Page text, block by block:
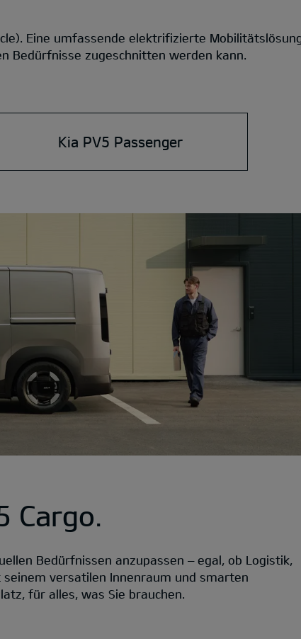
Eine umfassende elektrifizierte
Bedürfnisse zugeschnitten werden kann.
Kia PV5 Passenger
Cargo.
Bedürfnissen anzupassen – egal, ob Logistik,
versatilen Innenraum und smarten
für alles, was Sie brauchen.